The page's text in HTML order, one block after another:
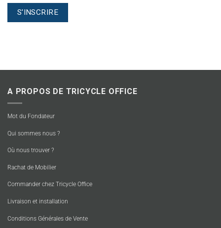
A PROPOS DE TRICYCLE OFFICE
Mot du Fondateur
Qui sommes nous ?
Où nous trouver ?
Rachat de Mobilier
Commander chez Tricycle Office
Livraison et installation
Conditions Générales de Vente